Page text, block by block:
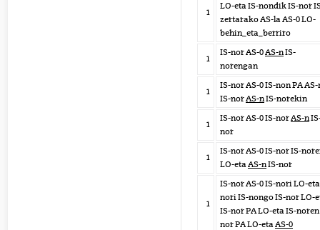
1
LO-eta IS-nondik IS-nor
zertarako AS-la AS-0 LO-
behin_eta_berriro
1
IS-nor AS-0AS-nIS-
norengan
1
IS-nor AS-0 IS-non PA AS-
IS-norAS-nIS-norekin
1
IS-nor AS-0 IS-norAS-n
nor
1
IS-nor AS-0 IS-nor IS-
LO-etaAS-nIS-nor
1
IS-nor AS-0 IS-nori LO-
nori IS-nongo IS-nor LO-
IS-nor PA LO-eta IS-
nor PA LO-etaAS-0